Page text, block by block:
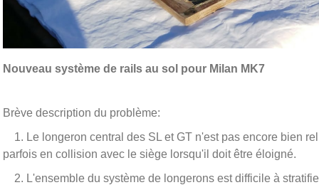
Nouveau système de rails au sol pour Milan MK7
Brève description du problème:
1. Le longeron central des SL et GT n'est pas encore bien
parfois en collision avec le siège lorsqu'il doit être éloigné.
2. L'ensemble du système de longerons est difficile à